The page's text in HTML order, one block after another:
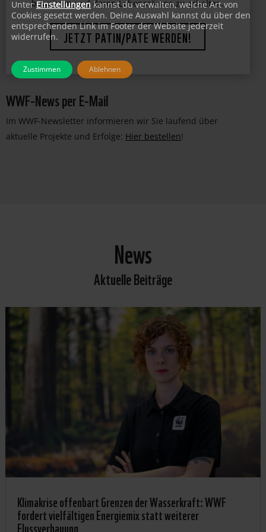
faszinierende Lebewesen vor dem Aussterben zu
bewahren und deren Lebensräume zu erhalten.
JETZT PATIN/PATE WERDEN!
WWF-News per E-Mail
Im WWF-Newsletter informieren wir Sie laufend über
aktuelle Projekte und Erfolge: Hier bestellen!
News
Aktuelle Beiträge
Klimakrise offenbart Grenzen der Wasserkraft: WWF
fordert vielfältigen Energiemix statt weiterer
Flussverbauung
UnterEinstellungen kannst du verwalten, welche Art von
Cookies gesetzt werden. Deine Auswahl kannst du über den
entsprechenden Link im Footer der Website jederzeit
widerrufen.
Zustimmen Ablehnen